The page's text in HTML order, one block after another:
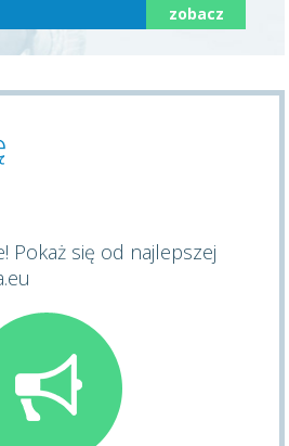
zobacz
Pokaż się od najlepszej